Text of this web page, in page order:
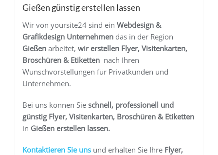
Gießen günstig erstellen lassen
Wir von yoursite24 sind ein Webdesign &
Grafikdesign Unternehmen das in der Region
Gießen arbeitet, wir erstellen Flyer, Visitenkarten,
Broschüren & Etiketten nach Ihren
Wunschvorstellungen für Privatkunden und
Unternehmen.
Bei uns können Sie schnell, professionell und
günstig Flyer, Visitenkarten, Broschüren & Etiketten
in Gießen erstellen lassen.
Kontaktieren Sie uns und erhalten Sie Ihre Flyer,